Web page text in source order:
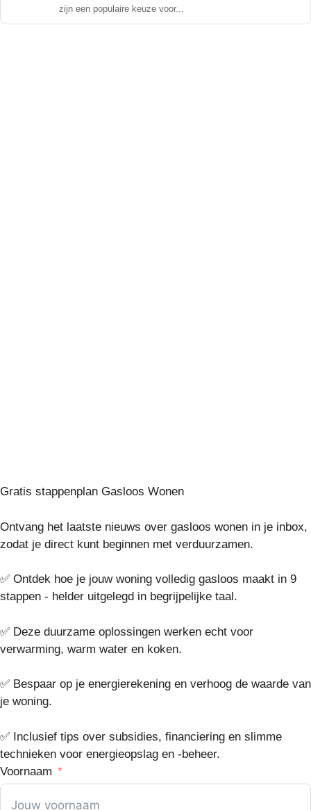
zijn een populaire keuze voor...
Gratis stappenplan Gasloos Wonen
Ontvang het laatste nieuws over gasloos wonen in je inbox,
zodat je direct kunt beginnen met verduurzamen.
✅ Ontdek hoe je jouw woning volledig gasloos maakt in 9
stappen - helder uitgelegd in begrijpelijke taal.
✅ Deze duurzame oplossingen werken echt voor
verwarming, warm water en koken.
✅ Bespaar op je energierekening en verhoog de waarde van
je woning.
✅ Inclusief tips over subsidies, financiering en slimme
technieken voor energieopslag en -beheer.
Voornaam